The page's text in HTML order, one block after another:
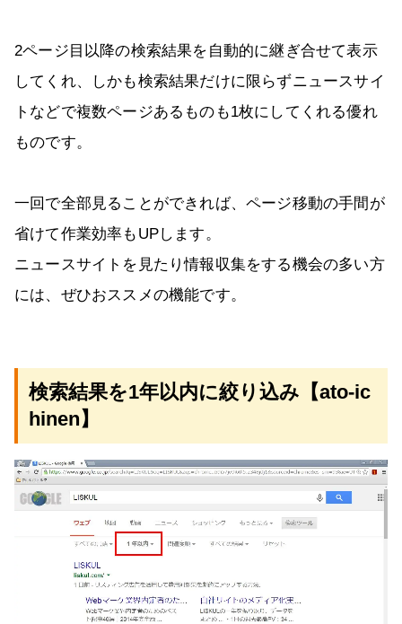
2ページ目以降の検索結果を自動的に継ぎ合せて表示
してくれ、しかも検索結果だけに限らずニュースサイ
トなどで複数ページあるものも1枚にしてくれる優れ
ものです。
一回で全部見ることができれば、ページ移動の手間が
省けて作業効率もUPします。
ニュースサイトを見たり情報収集をする機会の多い方
には、ぜひおススメの機能です。
検索結果を1年以内に絞り込み【ato-ic
hinen】